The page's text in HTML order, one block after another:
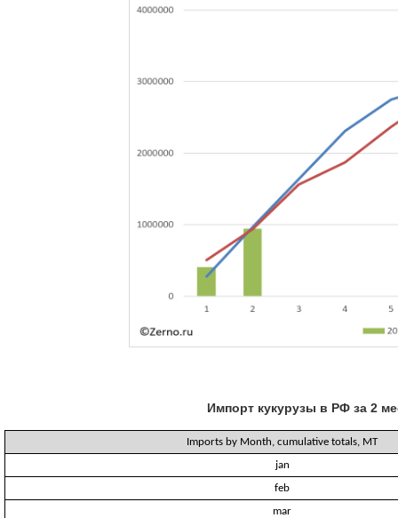
Импорт кукурузы в РФ за 2
Imports by Month, cumulative totals, MT
jan
feb
mar